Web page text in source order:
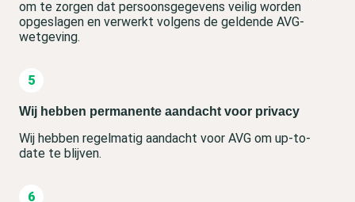
om te zorgen dat persoonsgegevens veilig worden
opgeslagen en verwerkt volgens de geldende AVG-
wetgeving.
Wij hebben permanente aandacht voor privacy
Wij hebben regelmatig aandacht voor AVG om up-to-
date te blijven.